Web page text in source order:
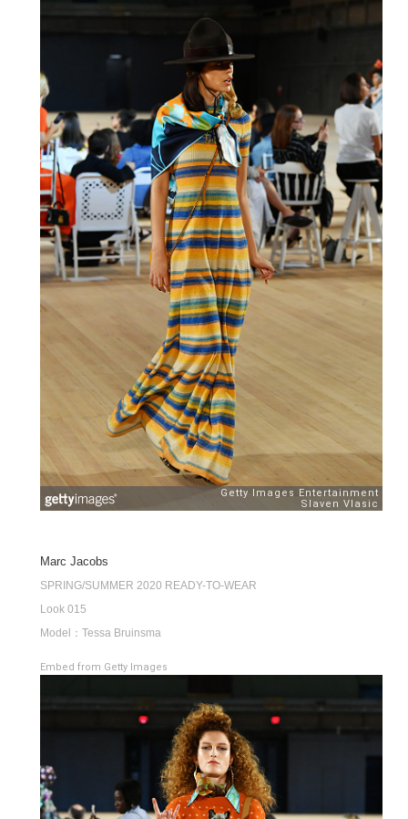
Marc Jacobs
SPRING/SUMMER 2020 READY-TO-WEAR
Look 015
Model：Tessa Bruinsma
Embed from Getty Images